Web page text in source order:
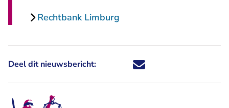
Rechtbank Limburg
Deel dit nieuwsbericht: Deel dit nieuwsbericht via X -
Deel dit nieuwsbericht via
Deel dit nieuwsbericht
Deel dit